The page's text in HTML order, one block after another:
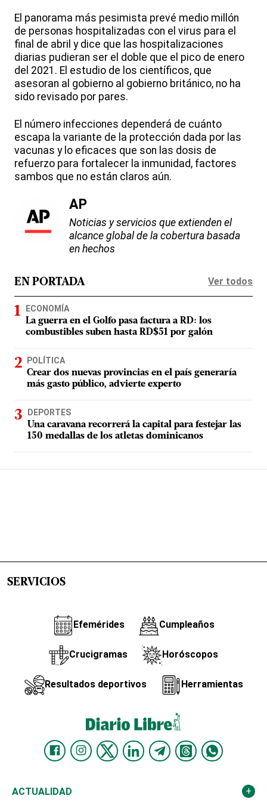
El panorama más pesimista prevé medio millón
de personas hospitalizadas con el virus para el
final de abril y dice que las hospitalizaciones
diarias pudieran ser el doble que el pico de enero
del 2021. El estudio de los científicos, que
asesoran al gobierno al gobierno británico, no ha
sido revisado por pares.
El número infecciones dependerá de cuánto
escapa la variante de la protección dada por las
vacunas y lo eficaces que son las dosis de
refuerzo para fortalecer la inmunidad, factores
sambos que no están claros aún.
AP
Noticias y servicios que extienden el
alcance global de la cobertura basada
en hechos
EN PORTADA Ver todos
ECONOMÍA
La guerra en el Golfo pasa factura a RD: los
combustibles suben hasta RD$51 por galón
POLÍTICA
Crear dos nuevas provincias en el país generaría
más gasto público, advierte experto
DEPORTES
Una caravana recorrerá la capital para festejar las
150 medallas de los atletas dominicanos
SERVICIOS
Efemérides Cumpleaños
Crucigramas Horóscopos
Resultados deportivos Herramientas
ACTUALIDAD